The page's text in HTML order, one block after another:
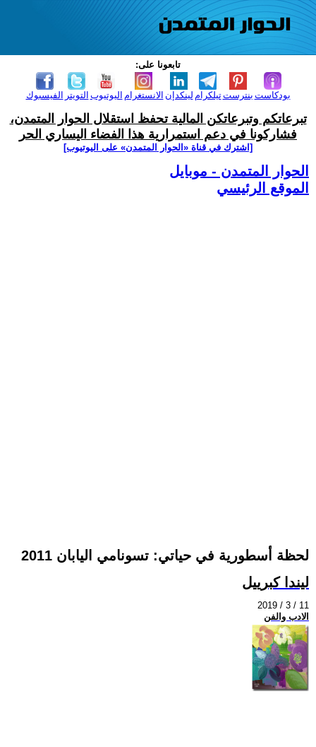
تابعونا على:
الفيسبوك التويتر اليوتيوب الانستغرام لينكدإن تيلكرامبنترست بودكاست
تبرعاتكم وتبرعاتكن المالية تحفظ استقلال الحوار المتمدن،
فشاركونا في دعم استمرارية هذا الفضاء اليساري الحر
[اشترك في قناة ‫«الحوار المتمدن» على اليوتيوب]
الحوار المتمدن - موبايل
الموقع الرئيسي
لحظة أسطورية في حياتي: تسونامي اليابان 2011
ليندا كبرييل
2019 / 3 / 11
الادب والفن